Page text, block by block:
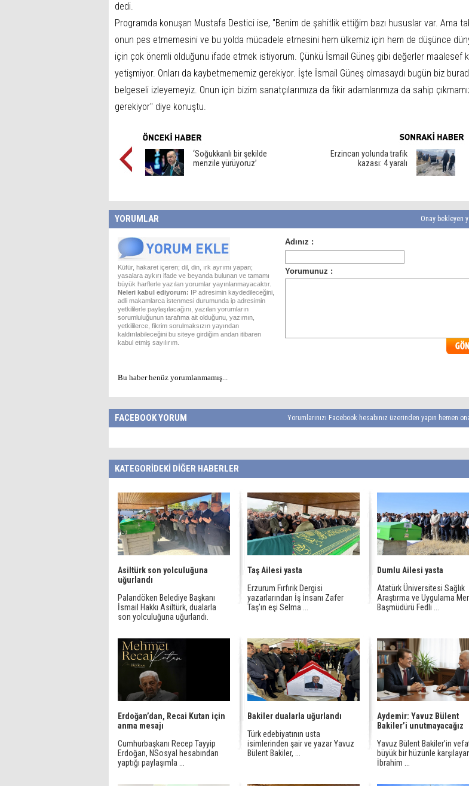
dedi.
Programda konuşan Mustafa Destici ise, "Benim de şahitlik ettiğim bazı hususlar var. Ama
onun pes etmemesini ve bu yolda mücadele etmesini hem ülkemiz için hem de düşünce
için çok önemli olduğunu ifade etmek istiyorum. Çünkü İsmail Güneş gibi değerler maalesef
yetişmiyor. Onları da kaybetmememiz gerekiyor. İşte İsmail Güneş olmasaydı bugün biz
belgeseli izleyemeyiz. Onun için bizim sanatçılarımıza da fikir adamlarımıza da sahip
gerekiyor" diye konuştu.
‘Soğukkanlı bir şekilde
menzile yürüyoruz’
Erzincan yolunda trafik
kazası: 4 yaralı
YORUMLAR Onay bekleyen
Küfür, hakaret içeren; dil, din, ırk ayrımı yapan;
yasalara aykırı ifade ve beyanda bulunan ve tamamı
büyük harflerle yazılan yorumlar yayınlanmayacaktır.
Neleri kabul ediyorum: IP adresimin kaydedileceğini,
adli makamlarca istenmesi durumunda ip adresimin
yetkililerle paylaşılacağını, yazılan yorumların
sorumluluğunun tarafıma ait olduğunu, yazımın,
yetkililerce, fikrim sorulmaksızın yayından
kaldırılabileceğini bu siteye girdiğim andan itibaren
kabul etmiş sayılırım.
Bu haber henüz yorumlanmamış...
FACEBOOK YORUM Yorumlarınızı Facebook hesabınız üzerinden yapın hemen
KATEGORİDEKİ DİĞER HABERLER
Asiltürk son yolculuğuna
uğurlandı
Palandöken Belediye Başkanı
İsmail Hakkı Asiltürk, dualarla
son yolculuğuna uğurlandı.
Taş Ailesi yasta
Erzurum Fırfırik Dergisi
yazarlarından İş İnsanı Zafer
Taş’ın eşi Selma ...
Dumlu Ailesi yasta
Atatürk Üniversitesi Sağlık
Araştırma ve Uygulama
Başmüdürü Fedli ...
Erdoğan’dan, Recai Kutan için
anma mesajı
Cumhurbaşkanı Recep Tayyip
Erdoğan, NSosyal hesabından
yaptığı paylaşımla ...
Bakiler dualarla uğurlandı
Türk edebiyatının usta
isimlerinden şair ve yazar Yavuz
Bülent Bakiler, ...
Aydemir: Yavuz Bülent
Bakiler’i unutmayacağız
Yavuz Bülent Bakiler’in
büyük bir hüzünle
İbrahim ...